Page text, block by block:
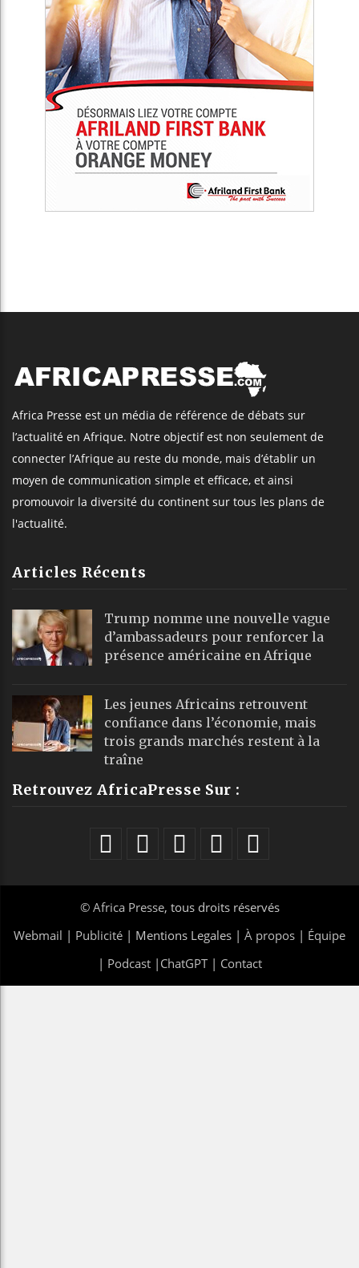
Africa Presse est un média de référence de débats sur
l’actualité en Afrique. Notre objectif est non seulement de
connecter l’Afrique au reste du monde, mais d’établir un
moyen de communication simple et efficace, et ainsi
promouvoir la diversité du continent sur tous les plans de
l'actualité.
Articles Récents
Trump nomme une nouvelle vague
d’ambassadeurs pour renforcer la
présence américaine en Afrique
Les jeunes Africains retrouvent
confiance dans l’économie, mais
trois grands marchés restent à la
traîne
Retrouvez AfricaPresse Sur :
© Africa Presse, tous droits réservés
Webmail | Publicité | Mentions Legales | À propos | Équipe
| Podcast| ChatGPT| Contact